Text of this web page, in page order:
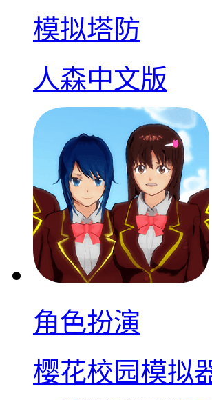
模拟塔防
人森中文版
角色扮演
樱花校园模拟